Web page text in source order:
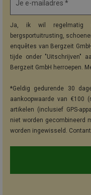
Je e-mailadres *
Ja, ik wil regelmatig
bergsportuitrusting,
enquêtes van Bergzeit
tijde onder "Uitschrijven"
Bergzeit GmbH herroepen.
*Geldig gedurende 30
aankoopwaarde van €100
artikelen (inclusief GPS-
niet worden gecombineerd
worden ingewisseld.